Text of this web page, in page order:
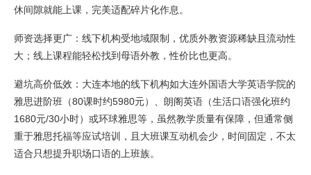
休间隙就能上课，完美适配碎片化作息。
师资选择更广：线下机构受地域限制，优质外教资源稀缺且流动性
大；线上课程能轻松找到母语外教，性价比也更高。
避坑高价低效：大连本地的线下机构如大连外国语大学英语学院的
雅思进阶班（80课时约5980元）、朗阁英语（生活口语强化班约
1680元/30小时）或环球雅思等，虽然教学质量有保障，但通常侧
重于雅思托福等应试培训，且大班课互动机会少，时间固定，不太
适合只想提升职场口语的上班族。